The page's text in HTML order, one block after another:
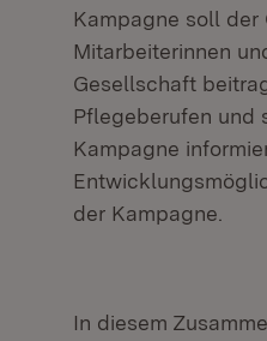
Kampagne soll
Mitarbeiterinnen
Gesellschaft
Pflegeberufen und
Kampagne
der Kampagne.
In diesem